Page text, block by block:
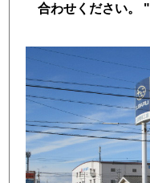
合わせください。 "
店舗写真2